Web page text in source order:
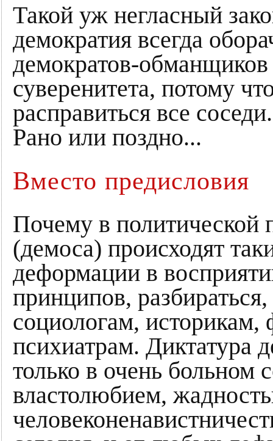
Такой уж негласный
демократия всегда
демократов-обманщиков
суверенитета, потому
расправиться все
Рано или поздно...
Вместо предисловия
Почему в политической
(демоса) происходят
деформации в
принципов,
социологам,
психиатрам. Диктатура
только в очень больном
властолюбием,